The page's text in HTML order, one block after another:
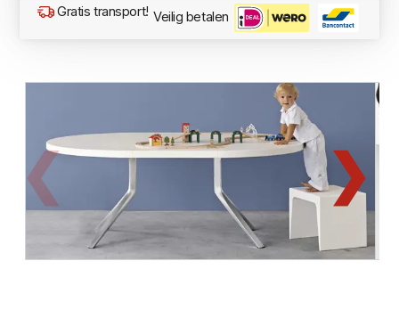
Gratis transport! Veilig betalen